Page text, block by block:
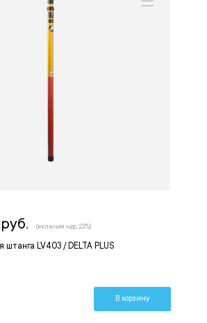
штанга LV403 / DELTA PLUS
(включая ндс 22%)
В корзину